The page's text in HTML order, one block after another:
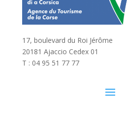
17, boulevard du Roi Jérôme
20181 Ajaccio Cedex 01
T : 04 95 51 77 77